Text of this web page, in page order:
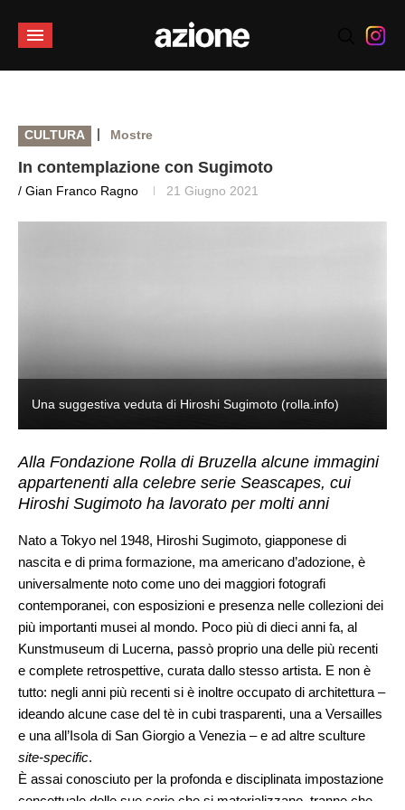
CULTURA | Mostre
In contemplazione con Sugimoto
/ Gian Franco Ragno 21 Giugno 2021
Una suggestiva veduta di Hiroshi Sugimoto (rolla.info)
Alla Fondazione Rolla di Bruzella alcune immagini
appartenenti alla celebre serie Seascapes, cui
Hiroshi Sugimoto ha lavorato per molti anni
Nato a Tokyo nel 1948, Hiroshi Sugimoto, giapponese di
nascita e di prima formazione, ma americano d’adozione, è
universalmente noto come uno dei maggiori fotografi
contemporanei, con esposizioni e presenza nelle collezioni dei
più importanti musei al mondo. Poco più di dieci anni fa, al
Kunstmuseum di Lucerna, passò proprio una delle più recenti
e complete retrospettive, curata dallo stesso artista. E non è
tutto: negli anni più recenti si è inoltre occupato di architettura –
ideando alcune case del tè in cubi trasparenti, una a Versailles
e una all’Isola di San Giorgio a Venezia – e ad altre sculture
site-specific.
È assai conosciuto per la profonda e disciplinata impostazione
concettuale delle sue serie che si materializzano, tranne che